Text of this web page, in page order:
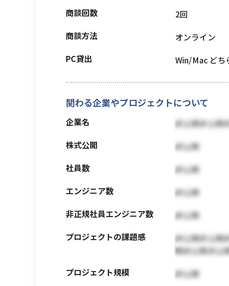
商談回数
2回
商談方法
オンライン
PC貸出
Win/Mac どち
関わる企業やプロジェクトについて
企業名
非公開非公開
株式公開
非公開
社員数
非公開
エンジニア数
非公開
非正規社員エンジニア数
非公開
プロジェクトの課題感
非公開非公開
開非公開非公
プロジェクト規模
非公開